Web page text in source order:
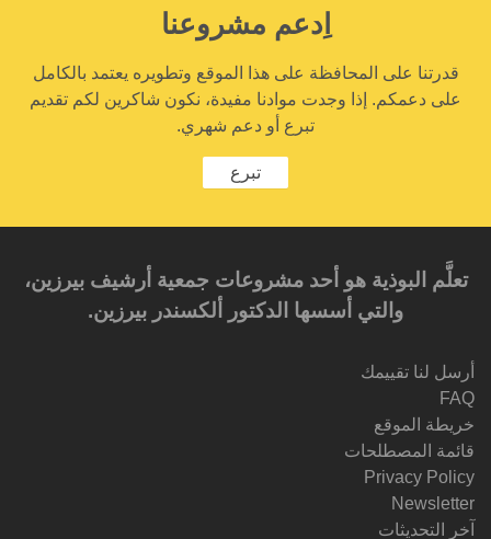
اِدعم مشروعنا
قدرتنا على المحافظة على هذا الموقع وتطويره يعتمد بالكامل
على دعمكم. إذا وجدت موادنا مفيدة، نكون شاكرين لكم تقديم
تبرع أو دعم شهري.
تبرع
تعلَّم البوذية هو أحد مشروعات جمعية أرشيف بيرزين،
والتي أسسها الدكتور ألكسندر بيرزين.‎‎
أرسل لنا تقييمك
FAQ
خريطة الموقع
قائمة المصطلحات
Privacy Policy
Newsletter
آخر التحديثات